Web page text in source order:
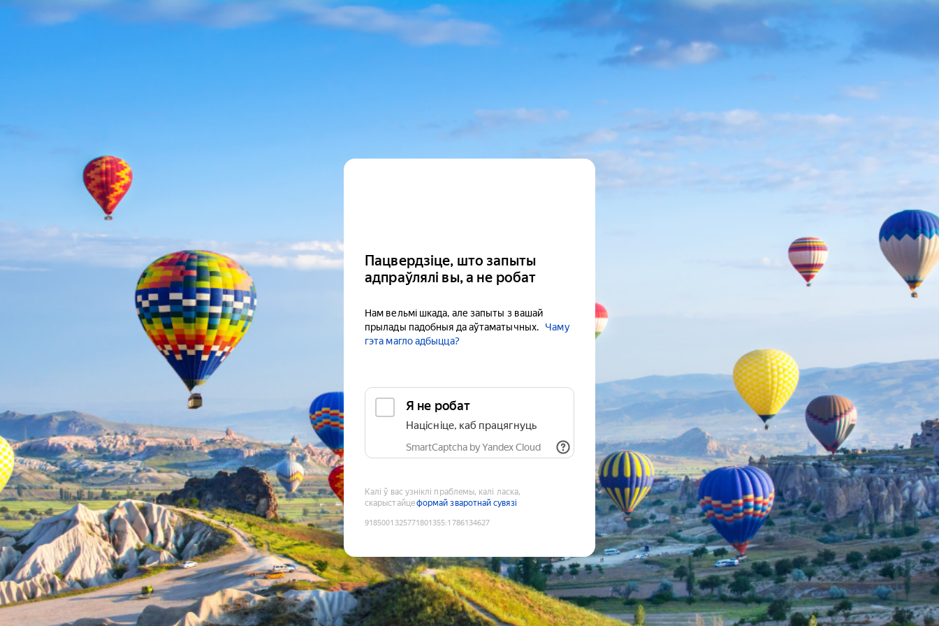
Пацвердзіце, што запыты
адпраўлялі вы, а не робат
Нам вельмі шкада, але запыты з вашай
прылады падобныя да аўтаматычных.
Чаму
гэта магло адбыцца?
Я не робат
Націсніце, каб працягнуць
SmartCaptcha by Yandex Cloud
Калі ў вас узніклі праблемы, калі ласка,
скарыстайцеформай зваротнай сувязі
9185001325771801355:1786134627